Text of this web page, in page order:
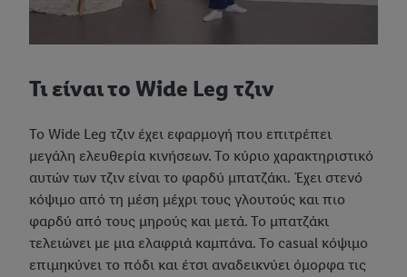
Τι είναι το Wide Leg τζιν
Το Wide Leg τζιν έχει εφαρμογή που επιτρέπει
μεγάλη ελευθερία κινήσεων. Το κύριο χαρακτηριστικό
αυτών των τζιν είναι το φαρδύ μπατζάκι. Έχει στενό
κόψιμο από τη μέση μέχρι τους γλουτούς και πιο
φαρδύ από τους μηρούς και μετά. Το μπατζάκι
τελειώνει με μια ελαφριά καμπάνα. Το casual κόψιμο
επιμηκύνει το πόδι και έτσι αναδεικνύει όμορφα τις
πολιτική απορρήτου
βρείτε τα νομικά στοιχεία της εταιρείας μας εδώ.